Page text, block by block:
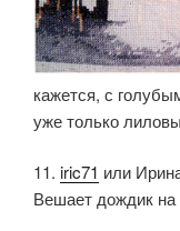
кажется, с
уже только
11. iric71 или
Вешает дождик на